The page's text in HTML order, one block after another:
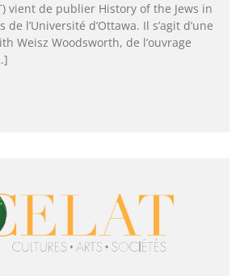
vient de publier History of the Jews in
de l’Université d’Ottawa. Il s’agit d’une
Weisz Woodsworth, de l’ouvrage